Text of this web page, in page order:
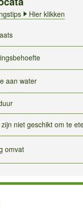
Hier klikken
aan water
niet geschikt om te
omvat